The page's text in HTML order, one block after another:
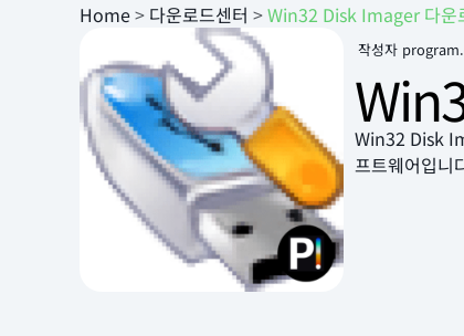
Home> 다운로드센터 >Win32 Disk Imager 다운
작성자
Win32 Disk
프트웨어입니